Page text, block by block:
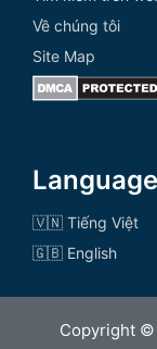
Về chúng tôi
Site Map
Language
🇻🇳 Tiếng Việt
🇬🇧 English
Copyright ©